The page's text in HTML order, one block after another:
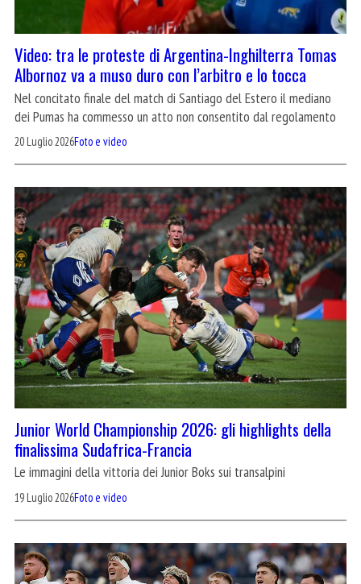
Video: tra le proteste di Argentina-Inghilterra Tomas
Albornoz va a muso duro con l’arbitro e lo tocca
Nel concitato finale del match di Santiago del Estero il mediano
dei Pumas ha commesso un atto non consentito dal regolamento
20 Luglio 2026Foto e video
Junior World Championship 2026: gli highlights della
finalissima Sudafrica-Francia
Le immagini della vittoria dei Junior Boks sui transalpini
19 Luglio 2026Foto e video